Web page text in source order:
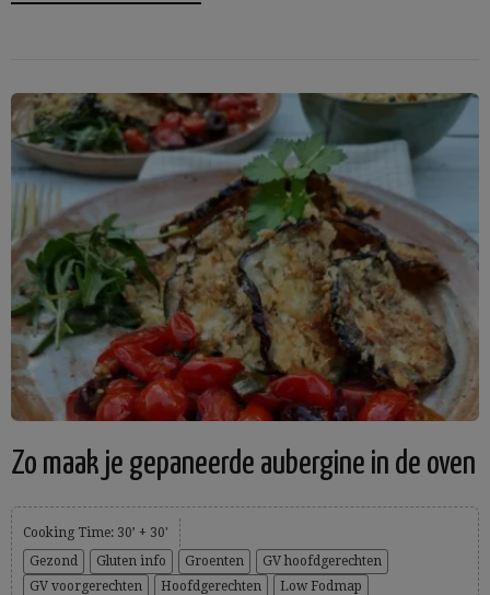
Zo maak je gepaneerde aubergine in de oven
Cooking Time: 30’ + 30'
Gezond
Gluten info Groenten
GV hoofdgerechten
GV voorgerechten
Hoofdgerechten
Low Fodmap